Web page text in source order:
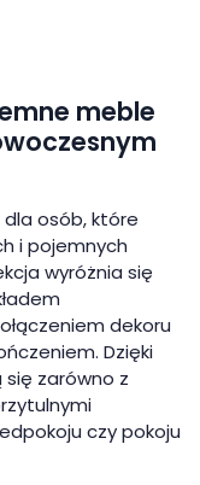
meble
osób, które
i pojemnych
wyróżnia się
dekoru
Dzięki
zarówno z
czy pokoju